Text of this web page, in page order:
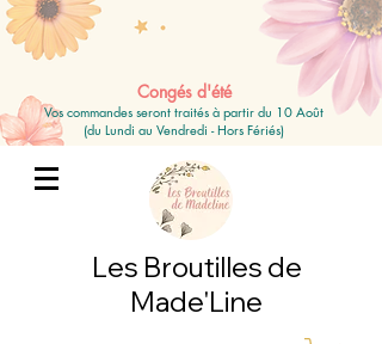
Congés d'été
Vos commandes seront traités à partir du 10 Août
(du Lundi au Vendredi - Hors Fériés)
Les Broutilles de
Made'Line